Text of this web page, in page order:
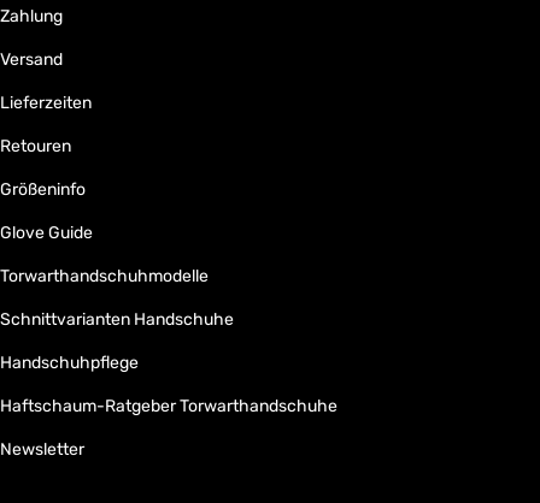
Zahlung
Versand
Lieferzeiten
Retouren
Größeninfo
Glove Guide
Torwarthandschuhmodelle
Schnittvarianten Handschuhe
Handschuhpflege
Haftschaum-Ratgeber Torwarthandschuhe
Newsletter